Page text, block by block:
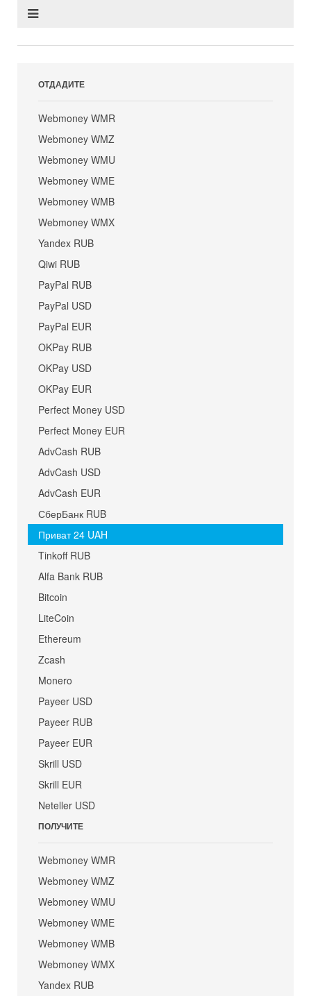
ОТДАДИТЕ
Webmoney WMR
Webmoney WMZ
Webmoney WMU
Webmoney WME
Webmoney WMB
Webmoney WMX
Yandex RUB
Qiwi RUB
PayPal RUB
PayPal USD
PayPal EUR
OKPay RUB
OKPay USD
OKPay EUR
Perfect Money USD
Perfect Money EUR
AdvCash RUB
AdvCash USD
AdvCash EUR
СберБанк RUB
Приват 24 UAH
Tinkoff RUB
Alfa Bank RUB
Bitcoin
LiteCoin
Ethereum
Zcash
Monero
Payeer USD
Payeer RUB
Payeer EUR
Skrill USD
Skrill EUR
Neteller USD
ПОЛУЧИТЕ
Webmoney WMR
Webmoney WMZ
Webmoney WMU
Webmoney WME
Webmoney WMB
Webmoney WMX
Yandex RUB